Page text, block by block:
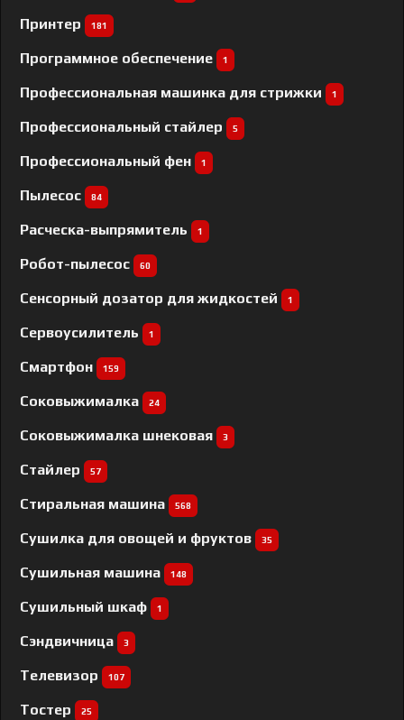
Принтер 181
Программное обеспечение 1
Профессиональная машинка для стрижки 1
Профессиональный cтайлер 5
Профессиональный фен 1
Пылесос 84
Расческа-выпрямитель 1
Робот-пылесос 60
Сенсорный дозатор для жидкостей 1
Сервоусилитель 1
Смартфон 159
Соковыжималка 24
Соковыжималка шнековая 3
Стайлер 57
Стиральная машина 568
Сушилка для овощей и фруктов 35
Сушильная машина 148
Сушильный шкаф 1
Сэндвичница 3
Телевизор 107
Тостер 25